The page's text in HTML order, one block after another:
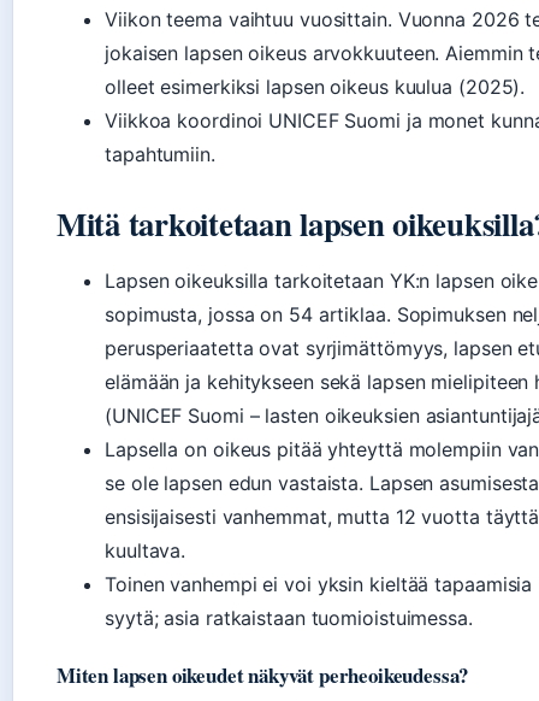
Viikon teema vaihtuu vuosittain. Vuonna 2026
jokaisen lapsen oikeus arvokkuuteen. Aiemmin
olleet esimerkiksi lapsen oikeus kuulua (2025).
Viikkoa koordinoi UNICEF Suomi ja monet
tapahtumiin.
Mitä tarkoitetaan lapsen
Lapsen oikeuksilla tarkoitetaan YK:n lapsen
sopimusta, jossa on 54 artiklaa. Sopimuksen
perusperiaatetta ovat syrjimättömyys, lapsen
elämään ja kehitykseen sekä lapsen mielipiteen
(UNICEF Suomi – lasten oikeuksien
Lapsella on oikeus pitää yhteyttä molempiin
se ole lapsen edun vastaista. Lapsen
ensisijaisesti vanhemmat, mutta 12 vuotta
kuultava.
Toinen vanhempi ei voi yksin kieltää
syytä; asia ratkaistaan tuomioistuimessa.
Miten lapsen oikeudet näkyvät perheoikeudessa?